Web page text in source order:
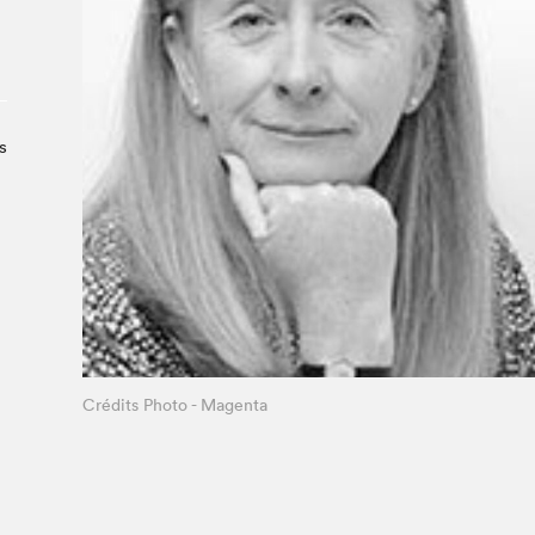
À propos du Salon
Liste des exposant·e·s
Liste des auteur·rice·s
Crédits Photo - Magenta